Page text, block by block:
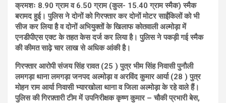
क्रमशः 8.90 ग्राम व 6.50 ग्राम (कुल- 15.40 ग्राम स्मैक) स्मैक
बरामद हुई।पुलिस ने दोनों को गिरफ्तार कर दोनों मोटर साईंकिलों को भी
सीज कर लिया है व दोनों अभियुक्तों के खिलाफ कोतवाली अल्मोड़ा में
एनडीपीएस एक्ट के तहत केस दर्ज कर लिया है। पुलिस ने पकड़ी गई स्मैक
की कीमत साढ़े चार लाख से अधिक आंकी है।
गिरफ्तार आरोपी संजय सिंह रावत (25 ) पुत्र भीम सिंह निवासी पुनौली
लमगड़ा थाना लमगड़ा जनपद अल्मोड़ा व अरविंद कुमार आर्या (28 ) पुत्र
मोहन राम आर्या निवासी भ्यारखोला थाना व जिला अल्मोड़ा के रहे वाले हैं।
पुलिस की गिरफ़्तारी टीम में उपनिरीक्षक कृष्ण कुमार – चौकी प्रभारी बेस,